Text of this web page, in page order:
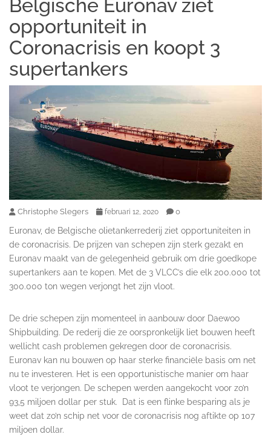
Belgische Euronav ziet
opportuniteit in
Coronacrisis en koopt 3
supertankers
Christophe Slegers februari 12, 2020 0
Euronav, de Belgische olietankerrederij ziet opportuniteiten in
de coronacrisis. De prijzen van schepen zijn sterk gezakt en
Euronav maakt van de gelegenheid gebruik om drie goedkope
supertankers aan te kopen. Met de 3 VLCC’s die elk 200.000 tot
300.000 ton wegen verjongt het zijn vloot.
De drie schepen zijn momenteel in aanbouw door Daewoo
Shipbuilding. De rederij die ze oorspronkelijk liet bouwen heeft
wellicht cash problemen gekregen door de coronacrisis.
Euronav kan nu bouwen op haar sterke financiële basis om net
nu te investeren. Het is een opportunistische manier om haar
vloot te verjongen. De schepen werden aangekocht voor zo’n
93,5 miljoen dollar per stuk. Dat is een flinke besparing als je
weet dat zo’n schip net voor de coronacrisis nog aftikte op 107
miljoen dollar.